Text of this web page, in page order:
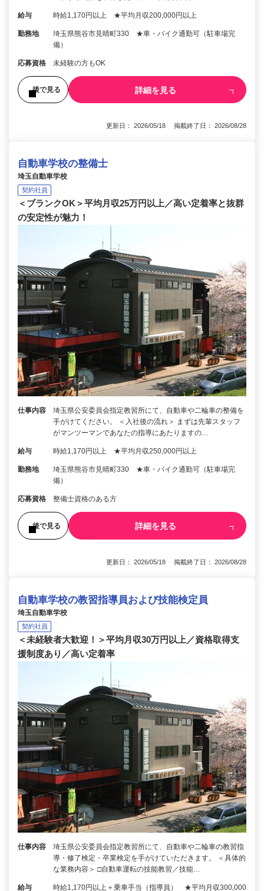
給与 時給1,170円以上 ★平均月収200,000円以上
勤務地
埼玉県熊谷市見晴町330 ★車・バイク通勤可（駐車場完
備）
応募資格 未経験の方もOK
後で見る 詳細を見る
更新日： 2026/05/18 掲載終了日： 2026/08/28
自動車学校の整備士
埼玉自動車学校
契約社員
＜ブランクOK＞平均月収25万円以上／高い定着率と抜群
の安定性が魅力！
仕事内容
埼玉県公安委員会指定教習所にて、自動車や二輪車の整備を
手がけてください。 ＜入社後の流れ＞ まずは先輩スタッフ
がマンツーマンであなたの指導にあたりますの…
給与 時給1,170円以上 ★平均月収250,000円以上
勤務地
埼玉県熊谷市見晴町330 ★車・バイク通勤可（駐車場完
備）
応募資格 整備士資格のある方
後で見る 詳細を見る
更新日： 2026/05/18 掲載終了日： 2026/08/28
自動車学校の教習指導員および技能検定員
埼玉自動車学校
契約社員
＜未経験者大歓迎！＞平均月収30万円以上／資格取得支
援制度あり／高い定着率
仕事内容
埼玉県公安委員会指定教習所にて、自動車や二輪車の教習指
導・修了検定・卒業検定を手がけていただきます。 ＜具体的
な業務内容＞ □自動車運転の技能教習／技能…
給与 時給1,170円以上＋乗車手当（指導員） ★平均月収300,000